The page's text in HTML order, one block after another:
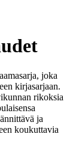
joka
kirjasarjaan.
rikoksia
ja
koukuttavia